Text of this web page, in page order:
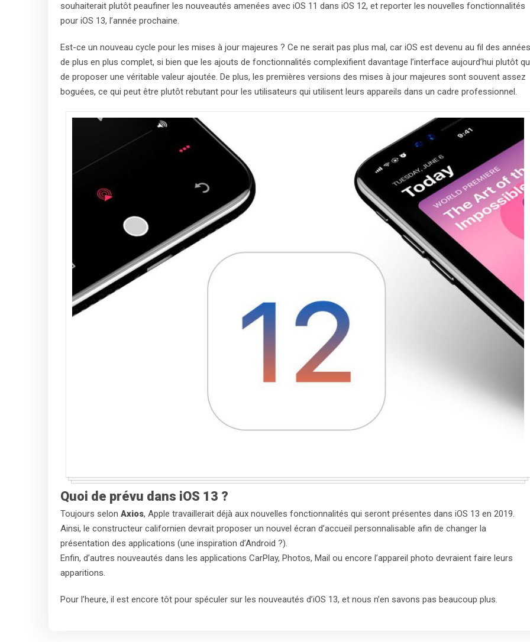
souhaiterait plutôt peaufiner les nouveautés amenées avec iOS 11 dans iOS 12, et reporter les nouvelles fonctionnalités
pour iOS 13, l’année prochaine.
Est-ce un nouveau cycle pour les mises à jour majeures ? Ce ne serait pas plus mal, car iOS est devenu au fil des années
de plus en plus complet, si bien que les ajouts de fonctionnalités complexifient davantage l’interface aujourd’hui plutôt
de proposer une véritable valeur ajoutée. De plus, les premières versions des mises à jour majeures sont souvent assez
boguées, ce qui peut être plutôt rebutant pour les utilisateurs qui utilisent leurs appareils dans un cadre professionnel.
Quoi de prévu dans iOS 13 ?
Toujours selon Axios, Apple travaillerait déjà aux nouvelles fonctionnalités qui seront présentes dans iOS 13 en 2019.
Ainsi, le constructeur californien devrait proposer un nouvel écran d’accueil personnalisable afin de changer la
présentation des applications (une inspiration d’Android ?).
Enfin, d’autres nouveautés dans les applications CarPlay, Photos, Mail ou encore l’appareil photo devraient faire leurs
apparitions.
Pour l’heure, il est encore tôt pour spéculer sur les nouveautés d’iOS 13, et nous n’en savons pas beaucoup plus.